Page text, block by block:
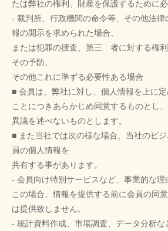
たは弊社の権利、財産を保護するために
- 裁判所、行政機関の命令等、その他法
報の開示を求められた場合、
または犯罪の捜査、第三 者に対する権
その予防、
その他これに準ずる必要性ある場合
■ 会員は、弊社に対し、個人情報を上に
ことにつきあらかじめ同意するものとし、
異議を述べないものとします。
■ また当社では次の様な場合、当社のビ
員の個人情報を
共有する事があります。
- 会員向け特別サービスなど、事業的な理
この場合、情報を提供する前に会員の同
は提供致しません。
- 統計資料作成、市場調査、データ分析な